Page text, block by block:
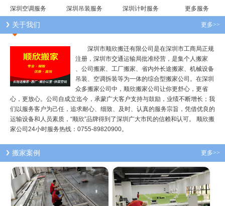
深圳空调服务 深圳吊装服务 深圳计时服务 更多服务
更多>>
关于我们
深圳市顺欣搬迁有限公司是在深圳市工商局正规
注册，深圳市交通运输局批准经营，是集个人搬家
、公司搬家、工厂搬家、省内外长途搬家、机械设备
吊装、空调拆装等为一体的综合型搬家公司。在深圳
众多搬家公司中，顺欣搬家公司让你更舒心，更省
心，更放心。公司自成立迄今，承蒙广大客户支持与鼓励，业绩不断增长；我
们以服务客户为己任，追求耐心、细致、及时、认真的服务宗旨，凭借优良的
运输设备和人员素质，“顺欣”品牌得到了深圳广大市民的信赖和认可。 顺欣搬
家公司24小时服务热线：0755-89820900。
更多>>
搬家案例